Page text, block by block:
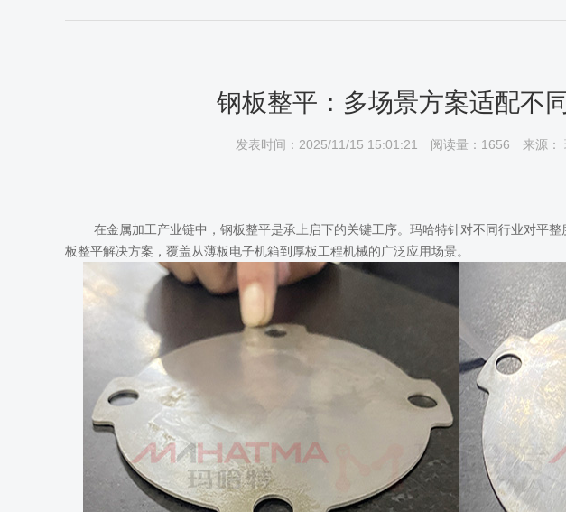
钢板整平：多场景方案适配不
发表时间：2025/11/15 15:01:21 阅读量：1656 来源：
在金属加工产业链中，钢板整平是承上启下的关键工序。玛哈特针对不同行业对平
板整平解决方案，覆盖从薄板电子机箱到厚板工程机械的广泛应用场景。